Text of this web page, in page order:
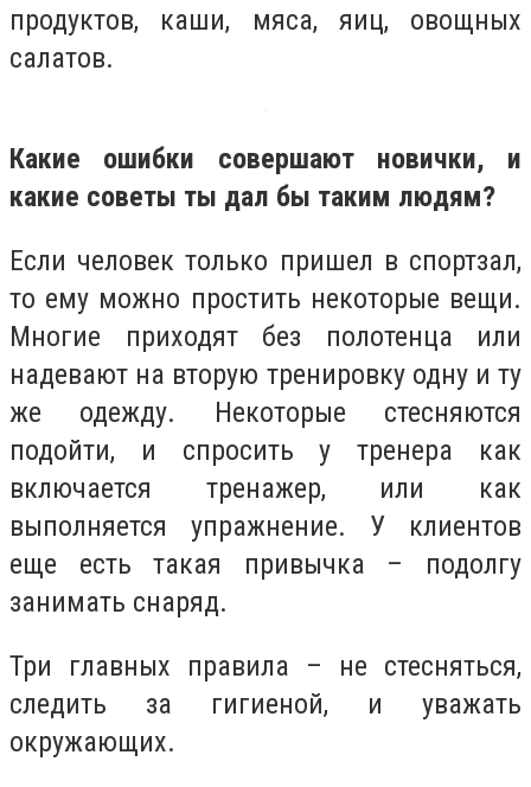
продуктов, каши, мяса, яиц, овощных
салатов.
Какие ошибки совершают новички, и
какие советы ты дал бы таким людям?
Если человек только пришел в спортзал,
то ему можно простить некоторые вещи.
Многие приходят без полотенца или
надевают на вторую тренировку одну и ту
же одежду. Некоторые стесняются
подойти, и спросить у тренера как
включается тренажер, или как
выполняется упражнение. У клиентов
еще есть такая привычка – подолгу
занимать снаряд.
Три главных правила – не стесняться,
следить за гигиеной, и уважать
окружающих.